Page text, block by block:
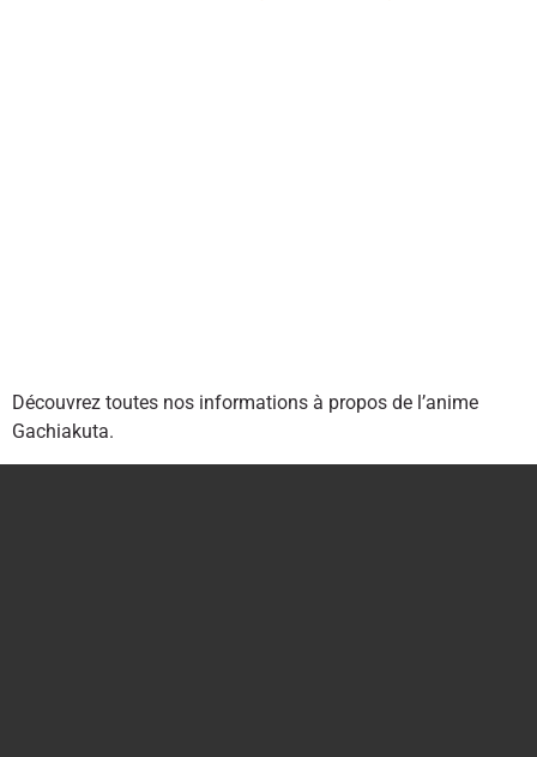
Découvrez toutes nos informations à propos de l’anime
Gachiakuta.